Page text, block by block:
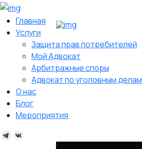
Главная
Услуги
Защита прав потребителей
Мой Адвокат
Арбитражные споры
Адвокат по уголовным делам
О нас
Блог
Мероприятия